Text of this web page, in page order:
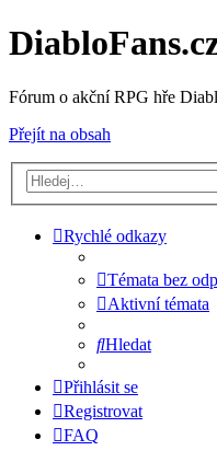
Fórum o akční RPG hře
Přejít na obsah
Rychlé odkazy
Témata bez
Aktivní témata
Hledat
Přihlásit se
Registrovat
FAQ